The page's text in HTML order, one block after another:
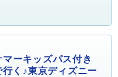
マーキッズパス付き
く♪東京ディズニー